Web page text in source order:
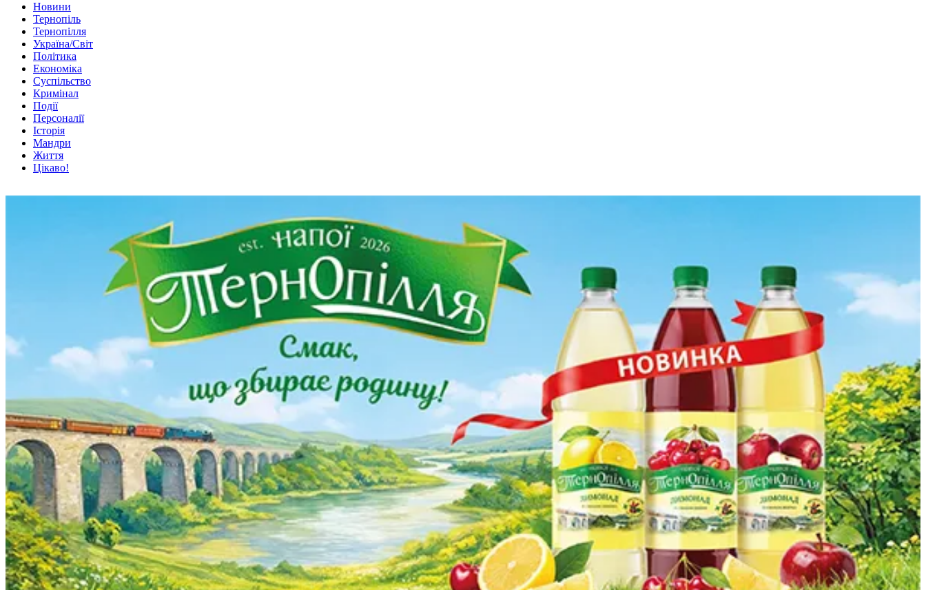
Новини
Тернопіль
Тернопілля
Україна/Світ
Політика
Економіка
Суспільство
Кримінал
Події
Персоналії
Історія
Мандри
Життя
Цікаво!